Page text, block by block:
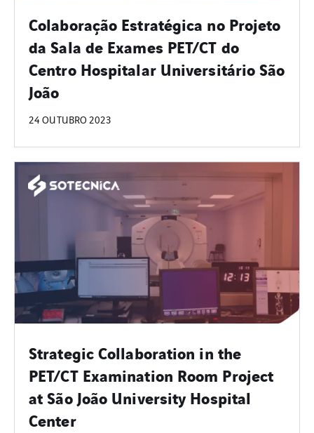
Colaboração Estratégica no Projeto
da Sala de Exames PET/CT do
Centro Hospitalar Universitário São
João
24 OUTUBRO 2023
Strategic Collaboration in the
PET/CT Examination Room Project
at São João University Hospital
Center